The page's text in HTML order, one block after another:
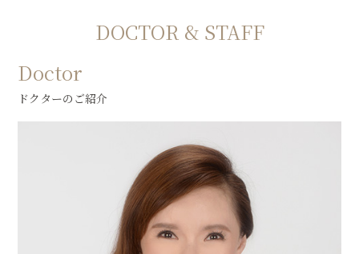
DOCTOR & STAFF
Doctor
ドクターのご紹介